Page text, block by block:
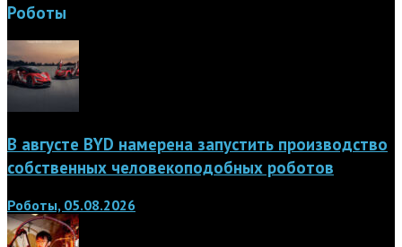
Роботы
В августе BYD намерена запустить производство
собственных человекоподобных роботов
Роботы, 05.08.2026